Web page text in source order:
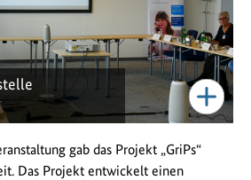
gab das Projekt „GriPs“
Das Projekt entwickelt einen